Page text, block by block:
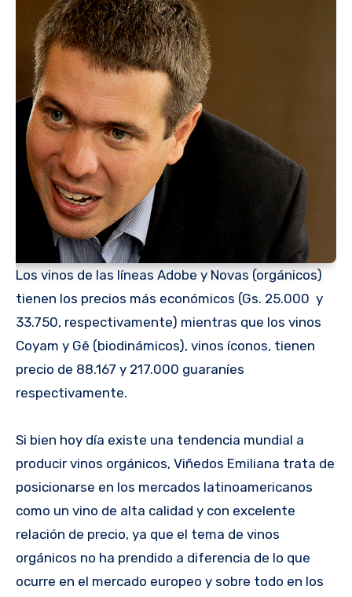
Los vinos de las líneas Adobe y Novas (orgánicos)
tienen los precios más económicos (Gs. 25.000 y
33.750, respectivamente) mientras que los vinos
Coyam y Gê (biodinámicos), vinos íconos, tienen
precio de 88.167 y 217.000 guaraníes
respectivamente.
Si bien hoy día existe una tendencia mundial a
producir vinos orgánicos, Viñedos Emiliana trata de
posicionarse en los mercados latinoamericanos
como un vino de alta calidad y con excelente
relación de precio, ya que el tema de vinos
orgánicos no ha prendido a diferencia de lo que
ocurre en el mercado europeo y sobre todo en los